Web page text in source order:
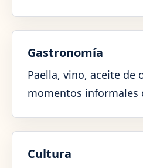
Gastronomía
Paella, vino, aceite de
momentos informales
Cultura